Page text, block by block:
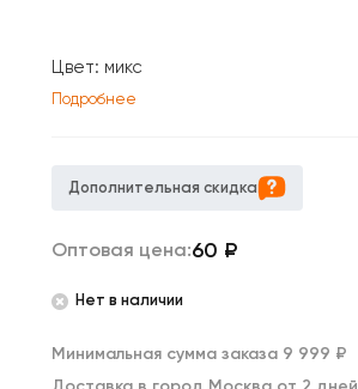
Цвет: микс
Подробнее
Дополнительная скидка
Оптовая цена:60 ₽
Нет в наличии
Минимальная сумма заказа 9 999 ₽